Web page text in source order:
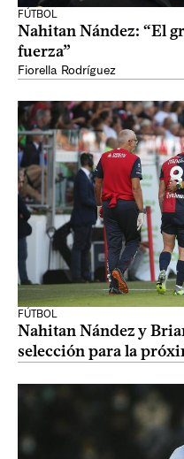
FÚTBOL
Nahitan Nández: “El
fuerza”
Fiorella Rodríguez
FÚTBOL
Nahitan Nández y
selección para la